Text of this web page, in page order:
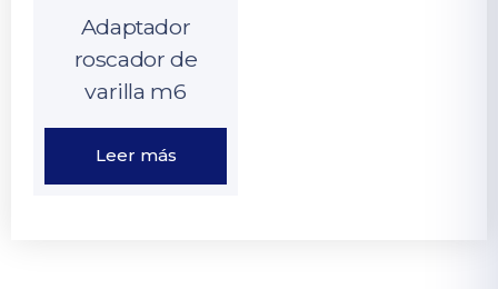
Adaptador
roscador de
varilla m6
Leer más